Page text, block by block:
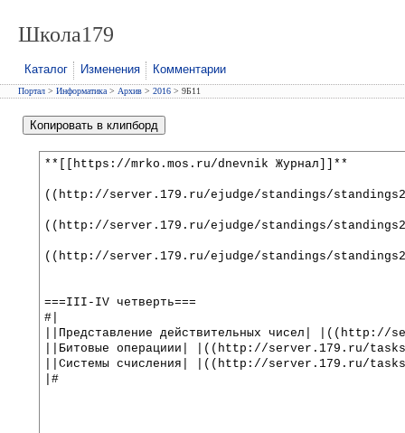
Школа179
Каталог Изменения Комментарии
Портал > Информатика > Архив > 2016 > 9Б11
Копировать в клипборд
**[[https://mrko.mos.ru/dnevnik Журнал]]**
((http://server.179.ru/ejudge/standings/
((http://server.179.ru/ejudge/standings/
((http://server.179.ru/ejudge/standings/
===III-IV четверть===
#|
||Представление действительных чисел|
||Битовые операциии| |((http://server.179.ru/
||Системы счисления| |((http://server.179.ru/
|#